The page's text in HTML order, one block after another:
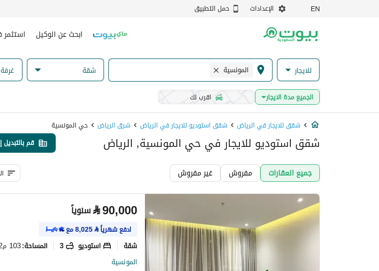
EN الإعدادات حمل التطبيق
ابحث عن الوكيل
للايجار المونسية شقة
الجميع مدة الايجار اقرب لك
شقق للايجار في الرياض شقق استوديو للايجار في الرياض شرق الرياض حي المونسية
شقق استوديو للايجار في حي المونسية, الرياض قم
جميع العقارات مفروش غير مفروش
⃁90,000 سنوياً
ادفع شهرياً⃁
8,025مع
شقة استوديو 3 المساحة:103 م2
المونسية